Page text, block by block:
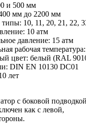
и 500 мм
мм до 2200 мм
10, 11, 20, 21, 22,
10 атм
давление: 15 атм
рабочая
цвет: белый (RAL
DIN EN 10130 DC01
лет
с боковой
как с левой,